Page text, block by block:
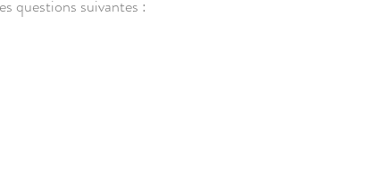
questions suivantes :